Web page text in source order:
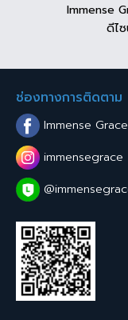
Immense
ดีไ
ช่องทางการติดตาม
Immense Grace
immensegrace